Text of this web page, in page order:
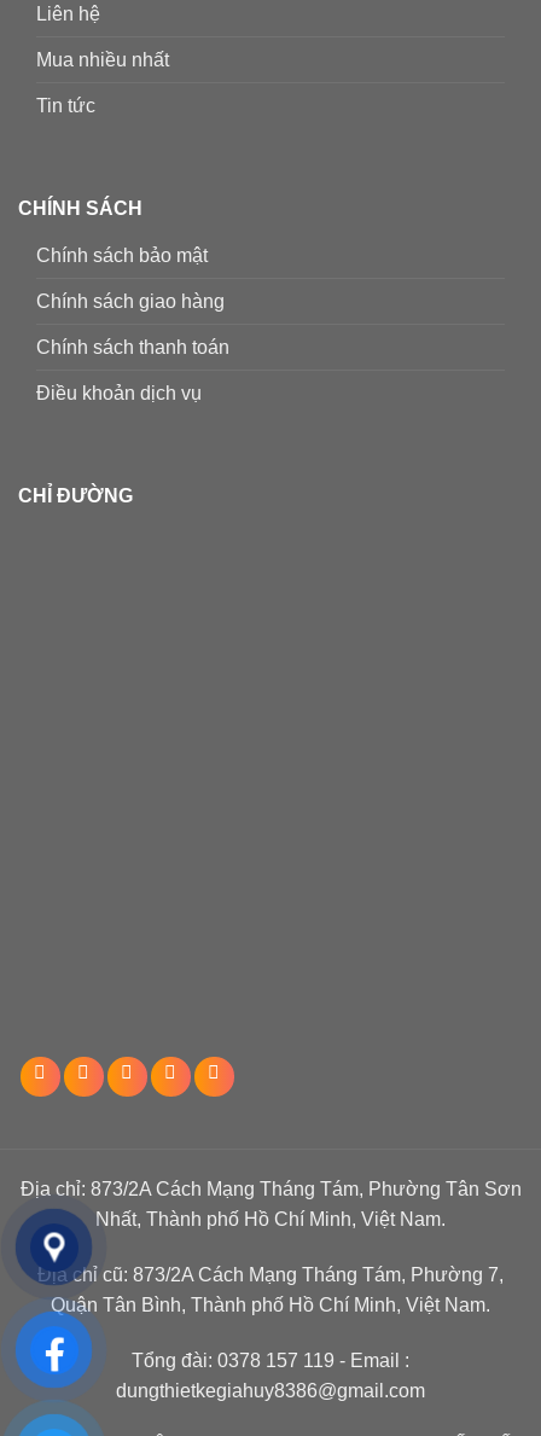
Liên hệ
Mua nhiều nhất
Tin tức
CHÍNH SÁCH
Chính sách bảo mật
Chính sách giao hàng
Chính sách thanh toán
Điều khoản dịch vụ
CHỈ ĐƯỜNG
Địa chỉ: 873/2A Cách Mạng Tháng Tám, Phường Tân Sơn
Nhất, Thành phố Hồ Chí Minh, Việt Nam.
Địa chỉ cũ: 873/2A Cách Mạng Tháng Tám, Phường 7,
Quận Tân Bình, Thành phố Hồ Chí Minh, Việt Nam.
Tổng đài: 0378 157 119 - Email :
dungthietkegiahuy8386@gmail.com